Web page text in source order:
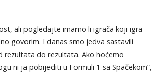
ali pogledajte imamo li igrača koji igra
govorim. I danas smo jedva sastavili
rezultata do rezultata. Ako hoćemo
ni ja pobijediti u Formuli 1 sa Spačekom”,